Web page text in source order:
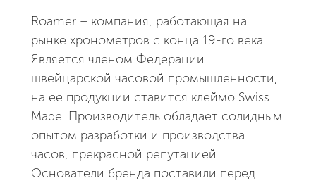
Roamer – компания, работающая на
рынке хронометров с конца 19-го века.
Является членом Федерации
швейцарской часовой промышленности,
на ее продукции ставится клеймо Swiss
Made. Производитель обладает солидным
опытом разработки и производства
часов, прекрасной репутацией.
Основатели бренда поставили перед